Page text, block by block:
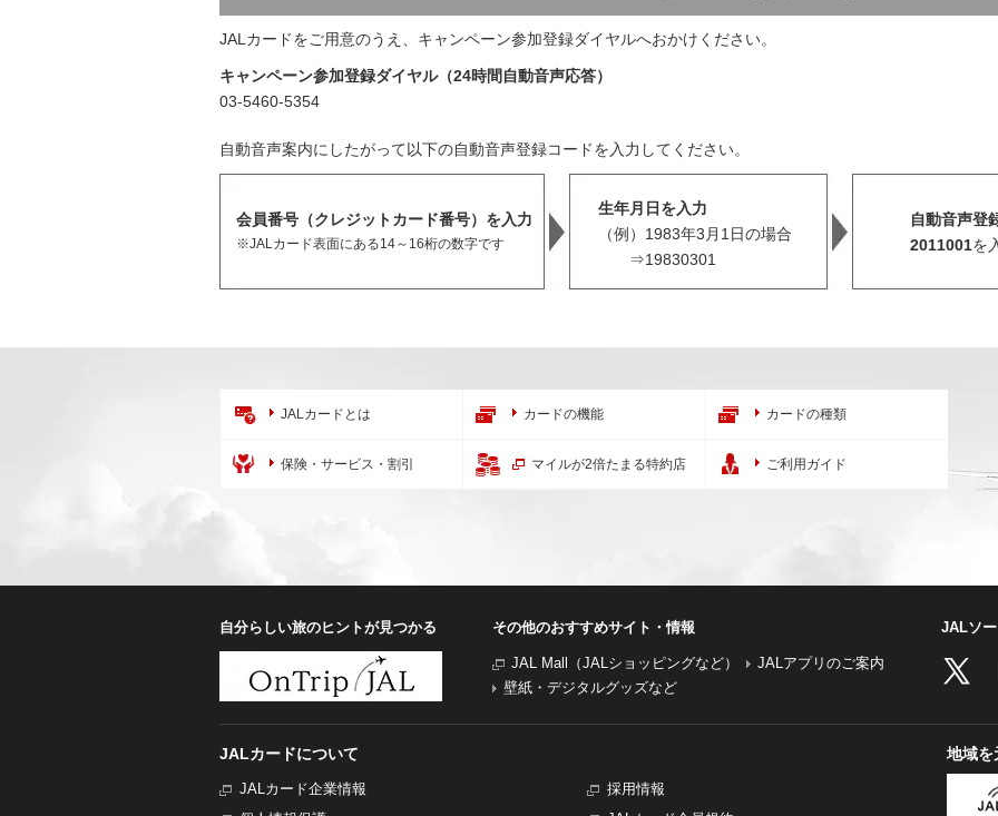
JALカードをご用意のうえ、キャンペーン参加登録ダイヤルへおかけください。
キャンペーン参加登録ダイヤル（24時間自動音声応答）
03-5460-5354
自動音声案内にしたがって以下の自動音声登録コードを入力してください。
会員番号（クレジットカード番号）を入力
※JALカード表面にある14～16桁の数字です
生年月日を入力
（例）1983年3月1日の場合
⇒19830301
自動音声登
2011001を
JALカードとは カードの機能 カードの種類
保険・サービス・割引 マイルが2倍たまる特約店 ご利用ガイド
自分らしい旅のヒントが見つかる その他のおすすめサイト・情報
JAL Mall（JALショッピングなど）
JALアプリのご案内
壁紙・デジタルグッズなど
JALソ
JALカードについて
JALカード企業情報
採用情報
地域を